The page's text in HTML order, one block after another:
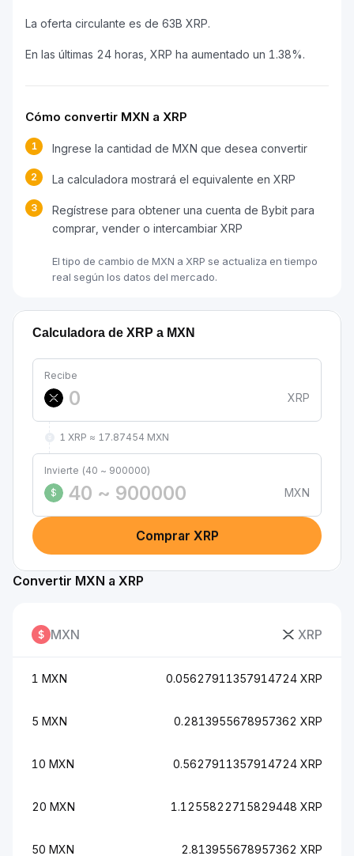
La oferta circulante es de 63B XRP.
En las últimas 24 horas, XRP ha aumentado un 1.38%.
Cómo convertir MXN a XRP
1 Ingrese la cantidad de MXN que desea convertir
2 La calculadora mostrará el equivalente en XRP
3
Regístrese para obtener una cuenta de Bybit para
comprar, vender o intercambiar XRP
El tipo de cambio de MXN a XRP se actualiza en tiempo
real según los datos del mercado.
Calculadora de XRP a MXN
Recibe
XRP
1 XRP ≈ 17.87454 MXN
Invierte (40 ~ 900000)
$
MXN
Comprar XRP
Convertir MXN a XRP
MXN XRP
1 MXN 0.05627911357914724 XRP
5 MXN 0.2813955678957362 XRP
10 MXN 0.5627911357914724 XRP
20 MXN 1.1255822715829448 XRP
50 MXN 2.813955678957362 XRP